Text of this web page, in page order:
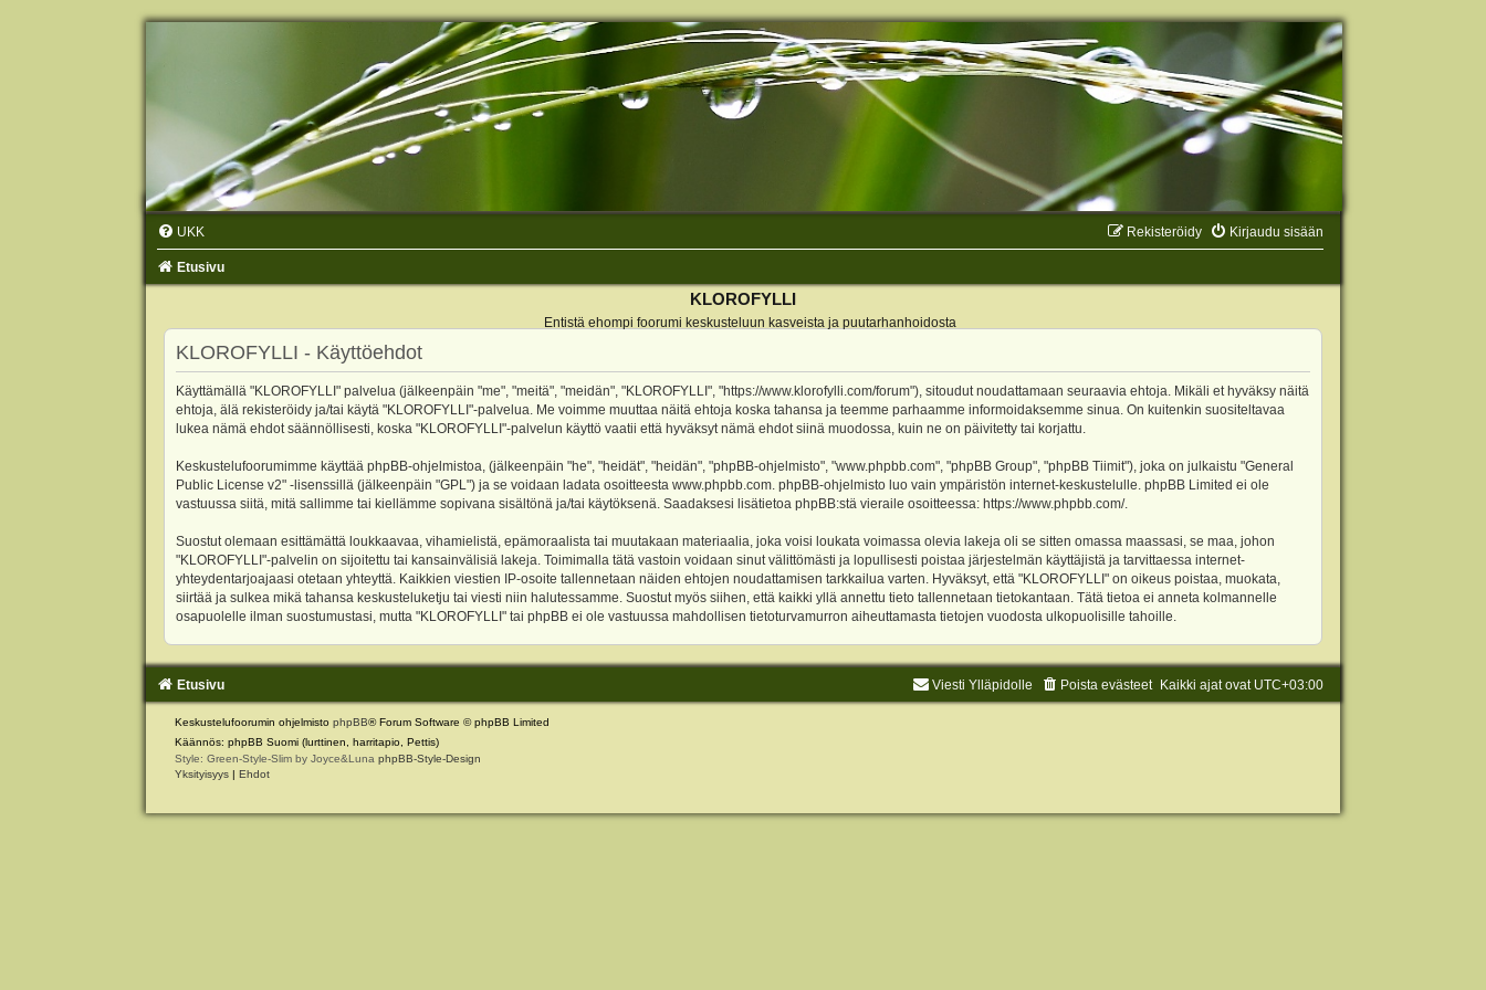
UKK Kirjaudu sisään
Rekisteröidy
Etusivu
KLOROFYLLI
Entistä ehompi foorumi keskusteluun kasveista ja puutarhanhoidosta
KLOROFYLLI - Käyttöehdot
Käyttämällä "KLOROFYLLI" palvelua (jälkeenpäin "me", "meitä", "meidän", "KLOROFYLLI", "https://www.klorofylli.com/forum"), sitoudut noudattamaan seuraavia ehtoja. Mikäli et hyväksy näitä
ehtoja, älä rekisteröidy ja/tai käytä "KLOROFYLLI"-palvelua. Me voimme muuttaa näitä ehtoja koska tahansa ja teemme parhaamme informoidaksemme sinua. On kuitenkin suositeltavaa
lukea nämä ehdot säännöllisesti, koska "KLOROFYLLI"-palvelun käyttö vaatii että hyväksyt nämä ehdot siinä muodossa, kuin ne on päivitetty tai korjattu.
Keskustelufoorumimme käyttää phpBB-ohjelmistoa, (jälkeenpäin "he", "heidät", "heidän", "phpBB-ohjelmisto", "www.phpbb.com", "phpBB Group", "phpBB Tiimit"), joka on julkaistu "General
Public License v2" -lisenssillä (jälkeenpäin "GPL") ja se voidaan ladata osoitteesta www.phpbb.com. phpBB-ohjelmisto luo vain ympäristön internet-keskustelulle. phpBB Limited ei ole
vastuussa siitä, mitä sallimme tai kiellämme sopivana sisältönä ja/tai käytöksenä. Saadaksesi lisätietoa phpBB:stä vieraile osoitteessa: https://www.phpbb.com/.
Suostut olemaan esittämättä loukkaavaa, vihamielistä, epämoraalista tai muutakaan materiaalia, joka voisi loukata voimassa olevia lakeja oli se sitten omassa maassasi, se maa, johon
"KLOROFYLLI"-palvelin on sijoitettu tai kansainvälisiä lakeja. Toimimalla tätä vastoin voidaan sinut välittömästi ja lopullisesti poistaa järjestelmän käyttäjistä ja tarvittaessa internet-
yhteydentarjoajaasi otetaan yhteyttä. Kaikkien viestien IP-osoite tallennetaan näiden ehtojen noudattamisen tarkkailua varten. Hyväksyt, että "KLOROFYLLI" on oikeus poistaa, muokata,
siirtää ja sulkea mikä tahansa keskusteluketju tai viesti niin halutessamme. Suostut myös siihen, että kaikki yllä annettu tieto tallennetaan tietokantaan. Tätä tietoa ei anneta kolmannelle
osapuolelle ilman suostumustasi, mutta "KLOROFYLLI" tai phpBB ei ole vastuussa mahdollisen tietoturvamurron aiheuttamasta tietojen vuodosta ulkopuolisille tahoille.
Etusivu Kaikki ajat ovat UTC+03:00
Poista evästeet
Viesti Ylläpidolle
Keskustelufoorumin ohjelmisto phpBB® Forum Software © phpBB Limited
Käännös: phpBB Suomi (lurttinen, harritapio, Pettis)
Style: Green-Style-Slim by Joyce&Luna phpBB-Style-Design
Yksityisyys | Ehdot